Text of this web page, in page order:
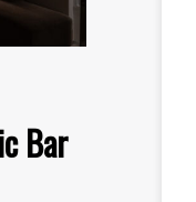
Bar